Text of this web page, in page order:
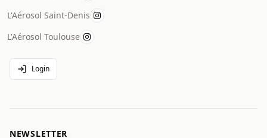
L'Aérosol Saint-Denis
L'Aérosol Toulouse
Login
NEWSLETTER